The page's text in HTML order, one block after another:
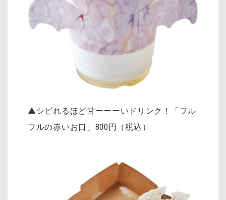
▲シビれるほど甘ーーーいドリンク！「フル
フルの赤いお口」 800円（税込）